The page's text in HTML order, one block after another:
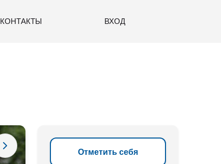
КОНТАКТЫ ВХОД
Отметить себя